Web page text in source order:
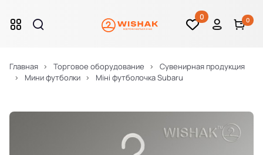
0 0
Главная Торговое оборудование
Сувенирная продукция
Мини футболки
Міні футболочка Subaru